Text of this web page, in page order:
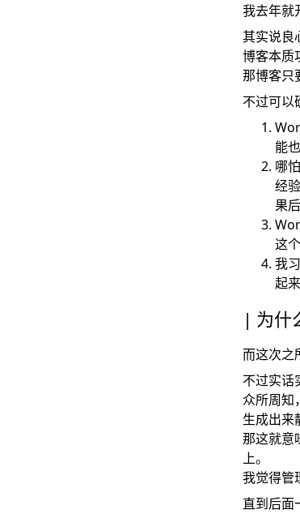
我去年就
其实说良
博客本质
那博客只
不过可以
能
哪
经
果
这
我
起
为什
而这次之
不过实话
众所周
生成出来
那这就意
上。
我觉得管
直到后面